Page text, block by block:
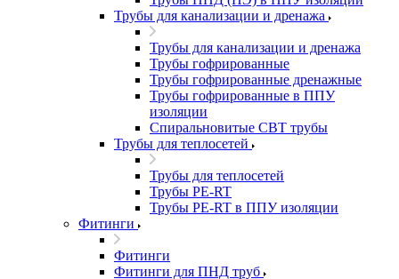
Трубы для канализации и дренажа
Трубы для канализации и дренажа
Трубы гофрированные
Трубы гофрированные дренажные
Трубы гофрированные в ППУ
изоляции
Спиральновитые СВТ трубы
Трубы для теплосетей
Трубы для теплосетей
Трубы PE-RT
Трубы PE-RT в ППУ изоляции
Фитинги
Фитинги
Фитинги для ПНД труб